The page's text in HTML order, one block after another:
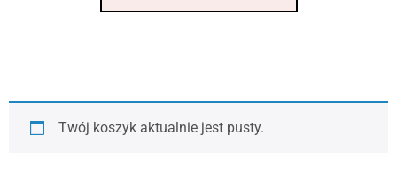
Twój koszyk aktualnie jest pusty.